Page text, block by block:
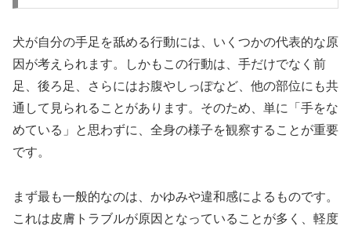
犬が自分の手足を舐める行動には、いくつかの代表的な原
因が考えられます。しかもこの行動は、手だけでなく前
足、後ろ足、さらにはお腹やしっぽなど、他の部位にも共
通して見られることがあります。そのため、単に「手をな
めている」と思わずに、全身の様子を観察することが重要
です。
まず最も一般的なのは、かゆみや違和感によるものです。
これは皮膚トラブルが原因となっていることが多く、軽度